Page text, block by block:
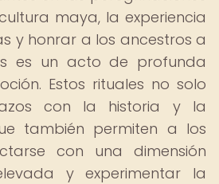
maya, la experiencia
y honrar a los ancestros a
es un acto de profunda
Estos rituales no solo
con la historia y la
también permiten a los
con una dimensión
y experimentar la